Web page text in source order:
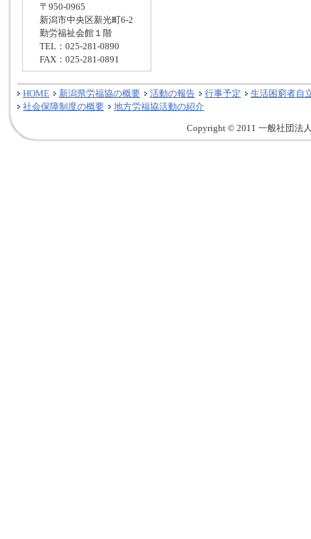
〒950-0965
新潟市中央区新光町6-2
勤労福祉会館１階
TEL：025-281-0890
FAX：025-281-0891
HOME 新潟県労福協の概要 活動の報告 行事予定
生活困窮者自
社会保障制度の概要
地方労福協活動の紹介
Copyright © 2011 一般社団法